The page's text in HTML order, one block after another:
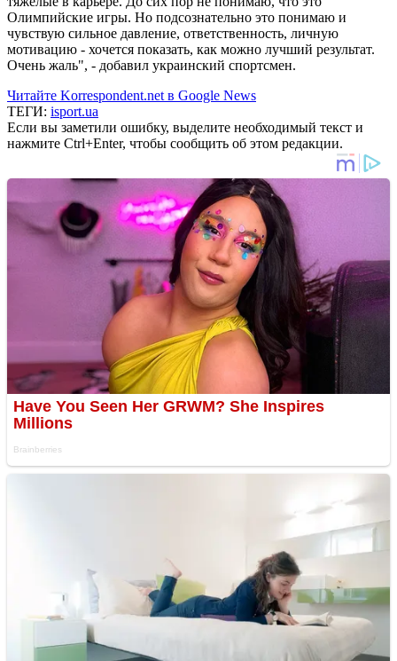
Олимпийские игры. Но подсознательно это понимаю и
чувствую сильное давление, ответственность, личную
мотивацию - хочется показать, как можно лучший результат.
Очень жаль", - добавил украинский спортсмен.
Читайте Korrespondent.net в Google News
ТЕГИ: isport.ua
Если вы заметили ошибку, выделите необходимый текст и
нажмите Ctrl+Enter, чтобы сообщить об этом редакции.